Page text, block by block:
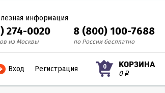
информация
274-0020
из Москвы
8 (800) 100-7688
по России бесплатно
Вход Регистрация 0 КОРЗИНА
0 Р